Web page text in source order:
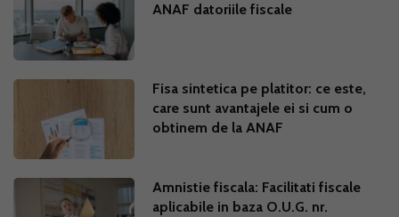
ANAF datoriile fiscale
Fisa sintetica pe platitor: ce este,
care sunt avantajele ei si cum o
obtinem de la ANAF
Amnistie fiscala: Facilitati fiscale
aplicabile in baza O.U.G. nr.